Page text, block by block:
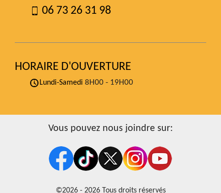
06 73 26 31 98
HORAIRE D'OUVERTURE
Lundi-Samedi 8H00 - 19H00
Vous pouvez nous joindre sur:
©2026 - 2026 Tous droits réservés